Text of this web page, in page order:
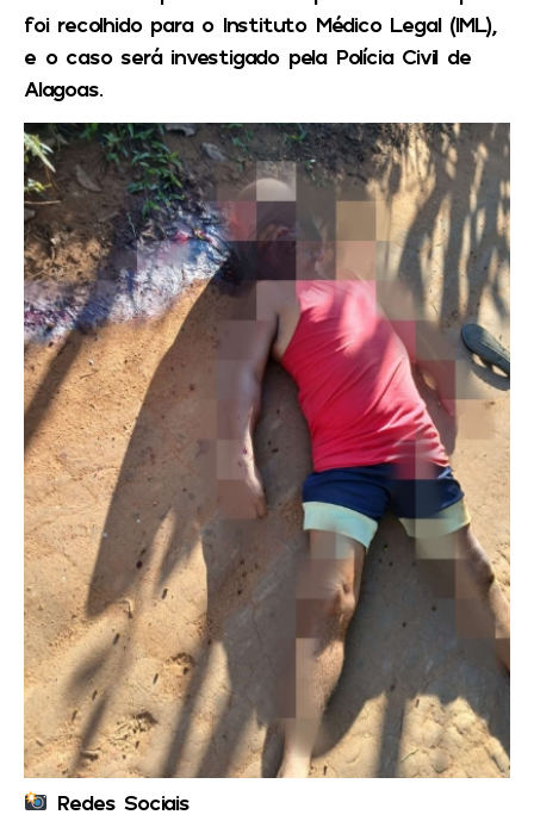
foi recolhido para o Instituto Médico Legal (IML),
e o caso será investigado pela Polícia Civil de
Alagoas.
Redes Sociais